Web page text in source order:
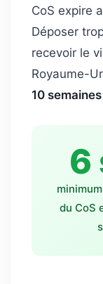
CoS expire
Déposer
recevoir le
Royaume-
10
6
du CoS